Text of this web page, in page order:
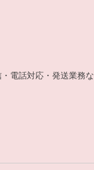
電話対応・発送業務な